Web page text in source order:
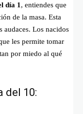
día 1 , entiendes que
de la masa. Esta
audaces. Los nacidos
les permite tomar
por miedo al qué
del 10: